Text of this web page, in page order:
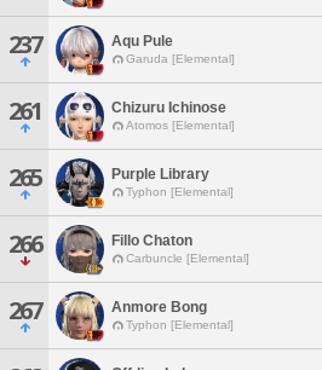
237 Aqu Pule
Garuda [Elemental]
261 Chizuru Ichinose
Atomos [Elemental]
265 Purple Library
Typhon [Elemental]
266 Fillo Chaton
Carbuncle [Elemental]
267 Anmore Bong
Typhon [Elemental]